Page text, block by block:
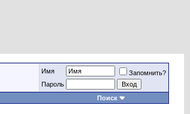
Имя
Запомнить?
Пароль
Поиск